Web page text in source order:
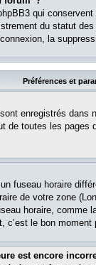
qui
du statut
la
Préférences et
enregistrés dans
de toutes les pages
fuseau horaire
de votre zone
horaire, comme
c’est le bon moment
est encore